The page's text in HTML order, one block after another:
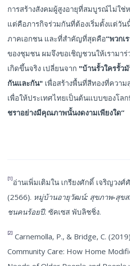
การสร้างสังคมผู้สูงอายุที่สมบูรณ์ไม่ใ
แต่คือภารกิจร่วมกันที่ต้องเริ่มตั้งแต่วัน
ภาคเอกชน และที่สำคัญที่สุดคือ“พวกเ
ของชุมชน ผมจึงขอเชิญชวนให้เรามา
เกิดขึ้นจริง เปลี่ยนจาก "บ้านรั้วใครรั้ว
กันและกัน" เพื่อสร้างพื้นที่สีทองที่ควา
เพื่อให้ประเทศไทยเป็นต้นแบบของโล
ชราอย่างมีคุณภาพนั้นงดงามเพียงใด”
[1]อ่านเพิ่มเติมใน เกรียงศักดิ์ เจริญวง
(2566). หมู่บ้านอายุวัฒน์: สุขภาพ-สุข
ชนคนร้อยปี. ซัคเซส พับลิชชิ่ง.
[2] Carnemolla, P., & Bridge, C.
Community Care: How Home